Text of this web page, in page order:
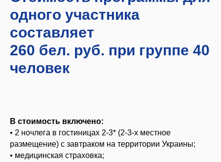
одного участника
составляет
260 бел. руб. при группе 40
человек
В стоимость включено:
• 2 ночлега в гостиницах 2-3* (2-3-х местное
размещение) с завтраком на территории Украины;
• медицинская страховка;